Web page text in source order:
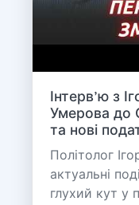
Інтерв’ю з
Умерова до
та нові
Політолог
актуальні
глухий кут у